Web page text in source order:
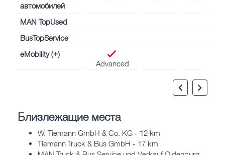
автомобилей
MAN TopUsed
BusTopService
eMobility (+)
Advanced
Близлежащие места
W. Tiemann GmbH & Co. KG - 12 km
Tiemann Truck & Bus GmbH - 17 km